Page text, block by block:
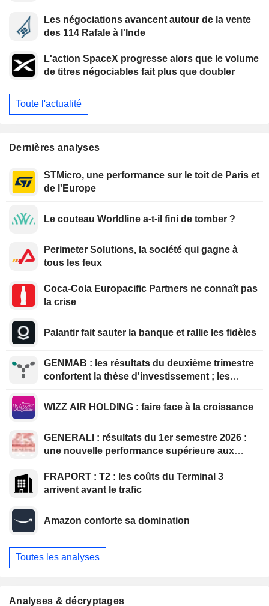
Les négociations avancent autour de la vente
des 114 Rafale à l'Inde
L'action SpaceX progresse alors que le volume
de titres négociables fait plus que doubler
Toute l'actualité
Dernières analyses
STMicro, une performance sur le toit de Paris et
de l'Europe
Le couteau Worldline a-t-il fini de tomber ?
Perimeter Solutions, la société qui gagne à
tous les feux
Coca-Cola Europacific Partners ne connaît pas
la crise
Palantir fait sauter la banque et rallie les fidèles
GENMAB : les résultats du deuxième trimestre
confortent la thèse d'investissement ; les
WIZZ AIR HOLDING : faire face à la croissance
GENERALI : résultats du 1er semestre 2026 :
une nouvelle performance supérieure aux
FRAPORT : T2 : les coûts du Terminal 3
arrivent avant le trafic
Amazon conforte sa domination
Toutes les analyses
Analyses & décryptages